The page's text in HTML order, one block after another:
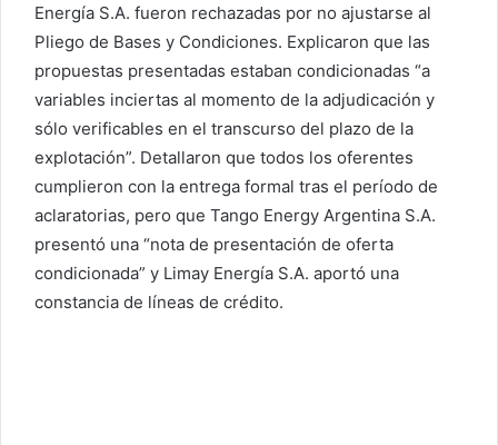
Energía S.A. fueron rechazadas por no ajustarse al
Pliego de Bases y Condiciones. Explicaron que las
propuestas presentadas estaban condicionadas “a
variables inciertas al momento de la adjudicación y
sólo verificables en el transcurso del plazo de la
explotación”. Detallaron que todos los oferentes
cumplieron con la entrega formal tras el período de
aclaratorias, pero que Tango Energy Argentina S.A.
presentó una “nota de presentación de oferta
condicionada” y Limay Energía S.A. aportó una
constancia de líneas de crédito.